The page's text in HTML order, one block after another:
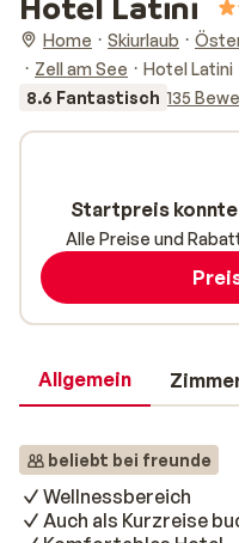
Home Skiurlaub
Zell am See
Hotel Latini
8.6 Fantastisch 135
Allgemein
beliebt bei freunde
Wellnessbereich
Auch als Kurzreise
Startpreis
Alle Preise und